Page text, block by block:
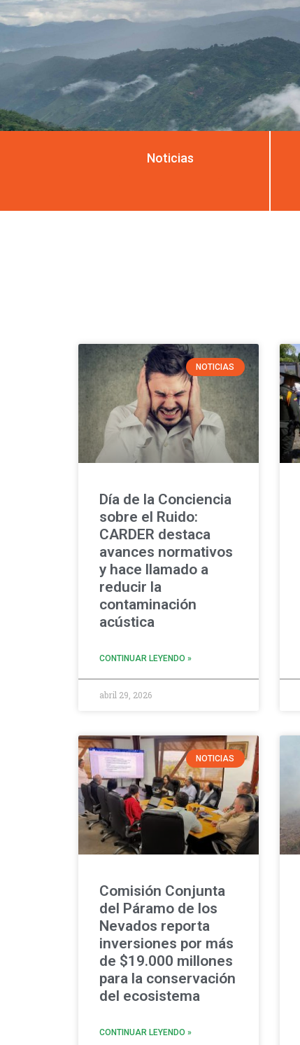
Noticias
NOTICIAS
Día de la Conciencia
sobre el Ruido:
CARDER destaca
avances normativos
y hace llamado a
reducir la
contaminación
acústica
CONTINUAR LEYENDO »
abril 29, 2026
NOTICIAS
Comisión Conjunta
del Páramo de los
Nevados reporta
inversiones por más
de $19.000 millones
para la conservación
del ecosistema
CONTINUAR LEYENDO »